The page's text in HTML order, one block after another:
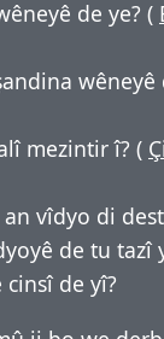
de ye? (
wêneyê
mezintir î? (
vîdyo di
de tu tazî
de yî?